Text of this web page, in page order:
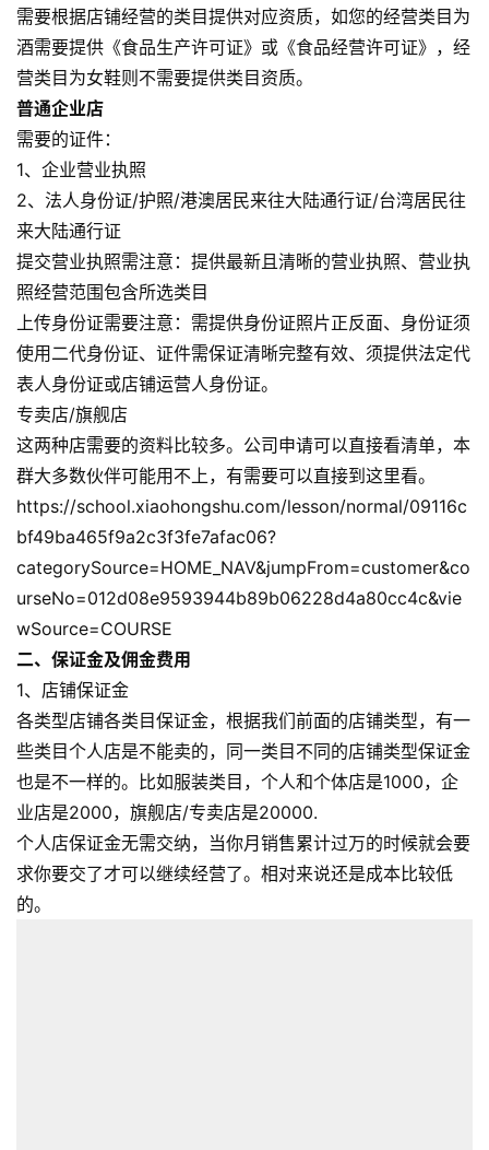
需要根据店铺经营的类目提供对应资质，如您的经营类目为
酒需要提供《食品生产许可证》或《食品经营许可证》，经
营类目为女鞋则不需要提供类目资质。
普通企业店
需要的证件：
1、企业营业执照
2、法人身份证/护照/港澳居民来往大陆通行证/台湾居民往
来大陆通行证
提交营业执照需注意：提供最新且清晰的营业执照、营业执
照经营范围包含所选类目
上传身份证需要注意：需提供身份证照片正反面、身份证须
使用二代身份证、证件需保证清晰完整有效、须提供法定代
表人身份证或店铺运营人身份证。
专卖店/旗舰店
这两种店需要的资料比较多。公司申请可以直接看清单，本
群大多数伙伴可能用不上，有需要可以直接到这里看。
https://school.xiaohongshu.com/lesson/normal/09116c
bf49ba465f9a2c3f3fe7afac06?
categorySource=HOME_NAV&jumpFrom=customer&co
urseNo=012d08e9593944b89b06228d4a80cc4c&vie
wSource=COURSE
二、保证金及佣金费用
1、店铺保证金
各类型店铺各类目保证金，根据我们前面的店铺类型，有一
些类目个人店是不能卖的，同一类目不同的店铺类型保证金
也是不一样的。比如服装类目，个人和个体店是1000，企
业店是2000，旗舰店/专卖店是20000.
个人店保证金无需交纳，当你月销售累计过万的时候就会要
求你要交了才可以继续经营了。相对来说还是成本比较低
的。